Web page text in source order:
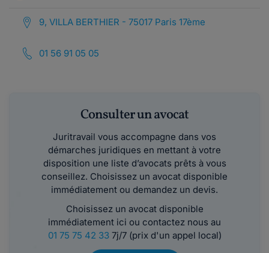
9, VILLA BERTHIER - 75017 Paris 17ème
01 56 91 05 05
Consulter un avocat
Juritravail vous accompagne dans vos
démarches juridiques en mettant à votre
disposition une liste d’avocats prêts à vous
conseillez. Choisissez un avocat disponible
immédiatement ou demandez un devis.
Choisissez un avocat disponible
immédiatement ici ou contactez nous au
01 75 75 42 337j/7 (prix d'un appel local)